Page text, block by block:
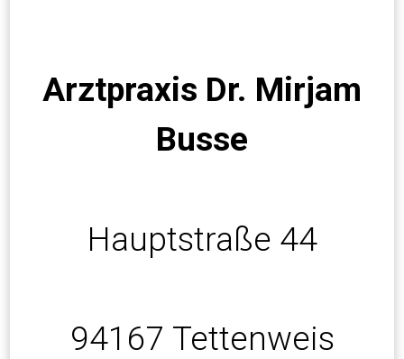
Arztpraxis Dr. Mirjam
Busse
Hauptstraße 44
94167 Tettenweis